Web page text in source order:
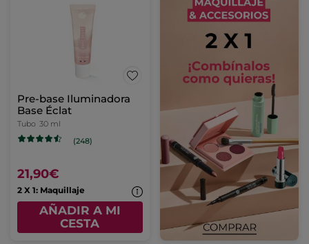
Pre-base Iluminadora
Base Éclat
Tubo 30 ml
(248)
21,90€
2 X 1: Maquillaje
AÑADIR A MI
CESTA